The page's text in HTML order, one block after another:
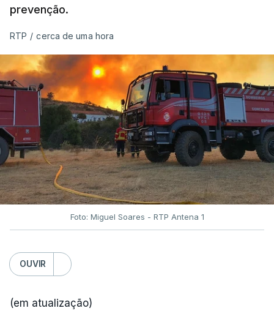
prevenção.
RTP / cerca de uma hora
Foto: Miguel Soares - RTP Antena 1
OUVIR
(em atualização)